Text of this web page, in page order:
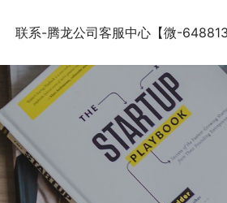
联系-腾龙公司客服中心【微-